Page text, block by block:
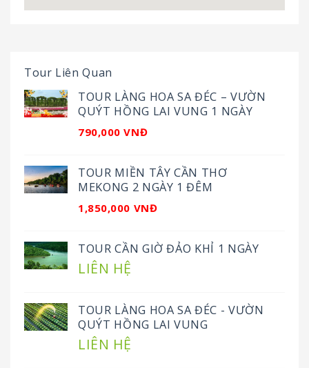
Tour Liên Quan
TOUR LÀNG HOA SA ĐÉC – VƯỜN
QUÝT HỒNG LAI VUNG 1 NGÀY
790,000 VNĐ
TOUR MIỀN TÂY CẦN THƠ
MEKONG 2 NGÀY 1 ĐÊM
1,850,000 VNĐ
TOUR CẦN GIỜ ĐẢO KHỈ 1 NGÀY
LIÊN HỆ
TOUR LÀNG HOA SA ĐÉC - VƯỜN
QUÝT HỒNG LAI VUNG
LIÊN HỆ